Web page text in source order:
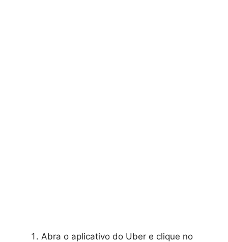
Abra o aplicativo do Uber e clique no